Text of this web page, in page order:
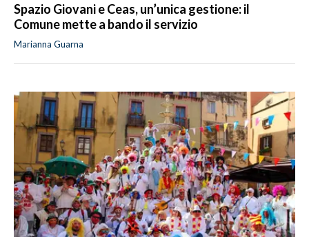
Spazio Giovani e Ceas, un’unica gestione: il
Comune mette a bando il servizio
Marianna Guarna